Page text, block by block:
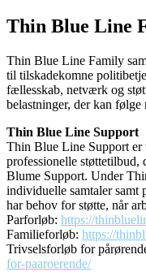
Thin Blue Line
Thin Blue Line Family
til tilskadekomne
fællesskab, netværk og
belastninger, der kan
Thin Blue Line Support
Thin Blue Line Support er
professionelle støttetilbud,
Blume Support. Under
individuelle samtaler samt
har behov for støtte, når
Parforløb: https://
Familieforløb: https://
Trivselsforløb for
for-paaroerende/